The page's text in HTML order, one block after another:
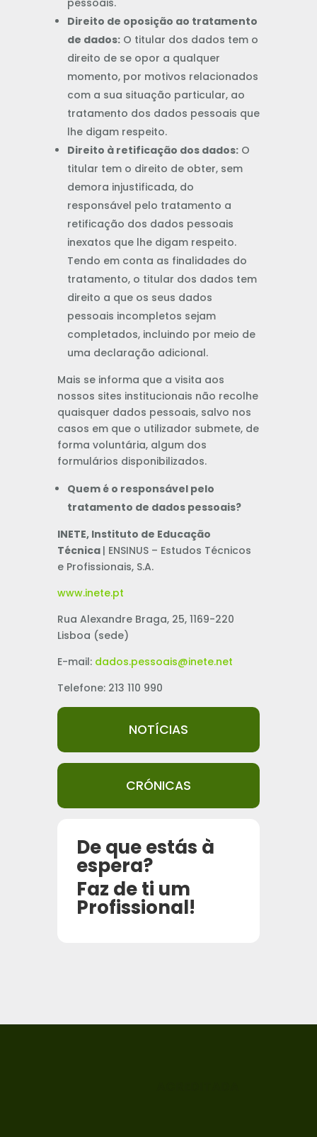
pessoais.
Direito de oposição ao tratamento
de dados:O titular dos dados tem o
direito de se opor a qualquer
momento, por motivos relacionados
com a sua situação particular, ao
tratamento dos dados pessoais que
lhe digam respeito.
Direito à retificação dos dados:O
titular tem o direito de obter, sem
demora injustificada, do
responsável pelo tratamento a
retificação dos dados pessoais
inexatos que lhe digam respeito.
Tendo em conta as finalidades do
tratamento, o titular dos dados tem
direito a que os seus dados
pessoais incompletos sejam
completados, incluindo por meio de
uma declaração adicional.
Mais se informa que a visita aos
nossos sites institucionais não recolhe
quaisquer dados pessoais, salvo nos
casos em que o utilizador submete, de
forma voluntária, algum dos
formulários disponibilizados.
Quem é o responsável pelo
tratamento de dados pessoais?
INETE, Instituto de Educação
Técnica | ENSINUS – Estudos Técnicos
e Profissionais, S.A.
www.inete.pt
Rua Alexandre Braga, 25, 1169-220
Lisboa (sede)
E-mail: dados.pessoais@inete.net
Telefone: 213 110 990
NOTÍCIAS
CRÓNICAS
De que estás à
espera?
Faz de ti um
Profissional!